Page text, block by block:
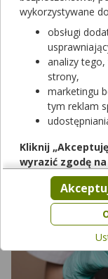
Jak zostać
ludzi, którzy planują
tym zawodzie
zrobienia stażu, a
Sprawdź, czy warto
zatrudnienia, a
wykorzystywane
obsługi
analizy
strony,
marketingu
tym reklam
Kliknij
wyrazić zgodę
partnerów
Pamiętaj, że
zgodę możesz w
zgodę na
celach. Jeżeli
przeprowadzić
dokonać za